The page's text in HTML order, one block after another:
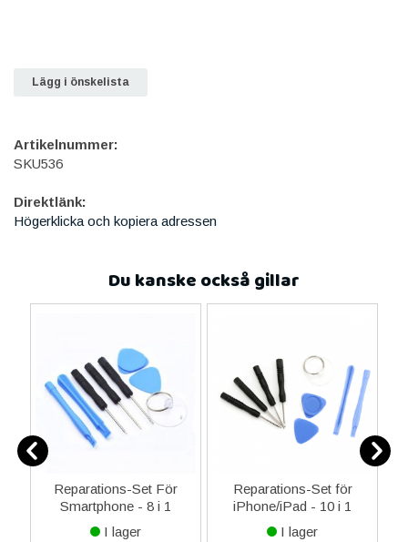
Lägg i önskelista
Artikelnummer:
SKU536
Direktlänk:
Högerklicka och kopiera adressen
Du kanske också gillar
Reparations-Set För
Smartphone - 8 i 1
I lager
Reparations-Set för
iPhone/iPad - 10 i 1
I lager